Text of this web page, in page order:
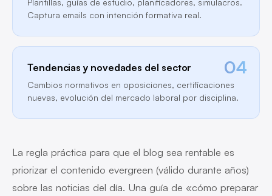
Captura emails con intención formativa real.
04
Tendencias y novedades del sector
Cambios normativos en oposiciones, certificaciones
nuevas, evolución del mercado laboral por disciplina.
La regla práctica para que el blog sea rentable es
priorizar el contenido evergreen (válido durante años)
sobre las noticias del día. Una guía de «cómo preparar